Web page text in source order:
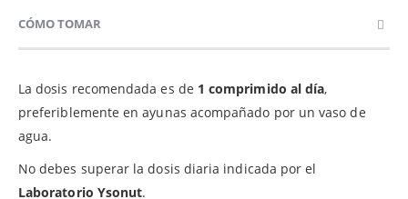
CÓMO TOMAR
La dosis recomendada es de 1 comprimido al día,
preferiblemente en ayunas acompañado por un vaso de
agua.
No debes superar la dosis diaria indicada por el
Laboratorio Ysonut.